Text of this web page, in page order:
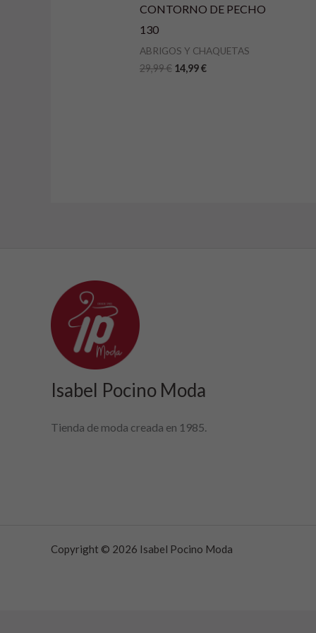
CONTORNO DE PECHO
130
ABRIGOS Y CHAQUETAS
29,99€ 14,99€
Isabel Pocino Moda
Tienda de moda creada en 1985.
Copyright © 2026 Isabel Pocino Moda